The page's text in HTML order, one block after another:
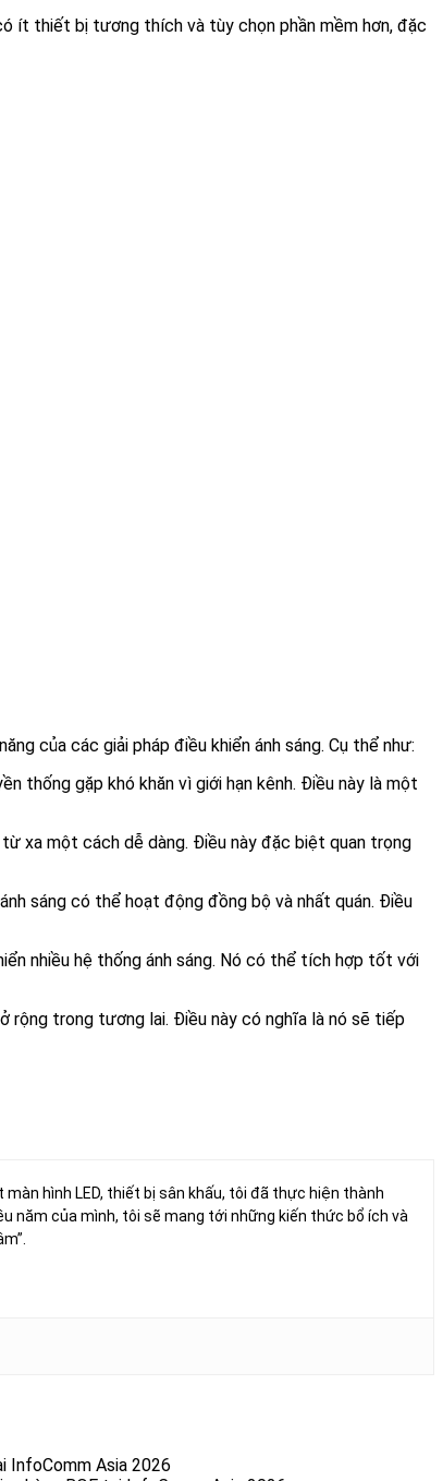
ít thiết bị tương thích và tùy chọn phần mềm hơn, đặc
của các giải pháp điều khiển ánh sáng. Cụ thể như:
thống gặp khó khăn vì giới hạn kênh. Điều này là một
xa một cách dễ dàng. Điều này đặc biệt quan trọng
sáng có thể hoạt động đồng bộ và nhất quán. Điều
nhiều hệ thống ánh sáng. Nó có thể tích hợp tốt với
rộng trong tương lai. Điều này có nghĩa là nó sẽ tiếp
màn hình LED, thiết bị sân khấu, tôi đã thực hiện thành
năm của mình, tôi sẽ mang tới những kiến thức bổ ích và
InfoComm Asia 2026